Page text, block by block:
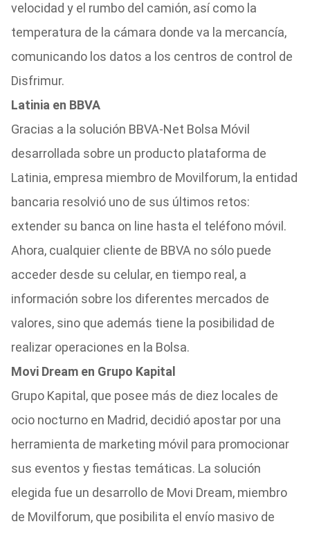
velocidad y el rumbo del camión, así como la
temperatura de la cámara donde va la mercancía,
comunicando los datos a los centros de control de
Disfrimur.
Latinia en BBVA
Gracias a la solución BBVA-Net Bolsa Móvil
desarrollada sobre un producto plataforma de
Latinia, empresa miembro de Movilforum, la entidad
bancaria resolvió uno de sus últimos retos:
extender su banca on line hasta el teléfono móvil.
Ahora, cualquier cliente de BBVA no sólo puede
acceder desde su celular, en tiempo real, a
información sobre los diferentes mercados de
valores, sino que además tiene la posibilidad de
realizar operaciones en la Bolsa.
Movi Dream en Grupo Kapital
Grupo Kapital, que posee más de diez locales de
ocio nocturno en Madrid, decidió apostar por una
herramienta de marketing móvil para promocionar
sus eventos y fiestas temáticas. La solución
elegida fue un desarrollo de Movi Dream, miembro
de Movilforum, que posibilita el envío masivo de